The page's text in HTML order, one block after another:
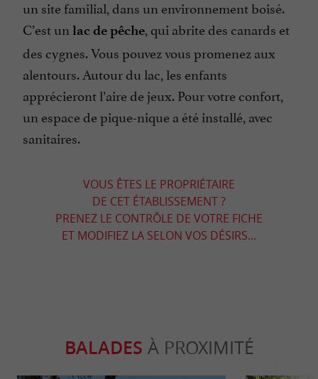
un site familial, dans un environnement boisé.
C’est un lac de pêche, qui abrite des canards et
des cygnes. Vous pouvez vous promenez aux
alentours. Autour du lac, les enfants
apprécieront l’aire de jeux. Pour votre confort,
un espace de pique-nique a été installé, avec
sanitaires.
VOUS ÊTES LE PROPRIÉTAIRE
DE CET ÉTABLISSEMENT ?
PRENEZ LE CONTRÔLE DE VOTRE FICHE
ET MODIFIEZ LA SELON VOS DÉSIRS...
BALADES À PROXIMITÉ